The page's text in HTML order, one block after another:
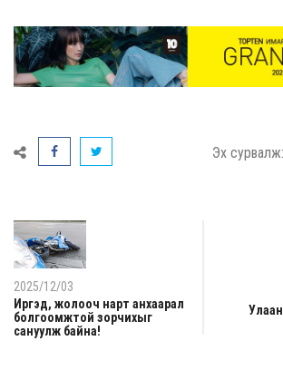
Эх
2025/12/03
Иргэд, жолооч нарт анхаарал
болгоомжтой зорчихыг
сануулж байна!